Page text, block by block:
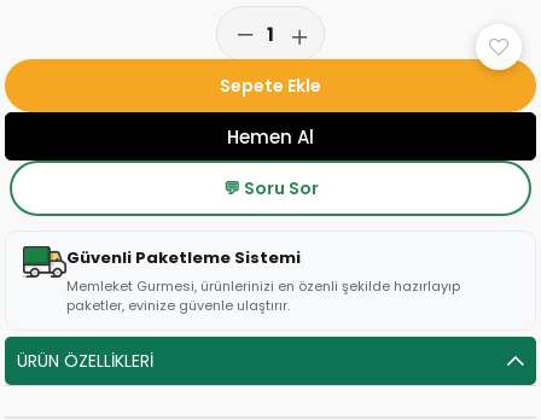
💬 Soru Sor
Güvenli Paketleme Sistemi
Memleket Gurmesi, ürünlerinizi en özenli şekilde hazırlayıp
paketler, evinize güvenle ulaştırır.
ÜRÜN ÖZELLIKLERI